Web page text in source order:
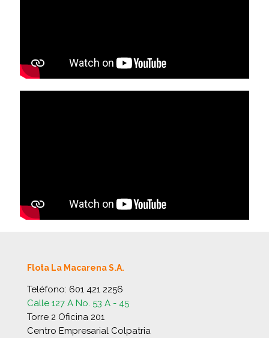
Flota La Macarena S.A.
Teléfono: 601 421 2256
Calle 127 A No. 53 A - 45
Torre 2 Oficina 201
Centro Empresarial Colpatria